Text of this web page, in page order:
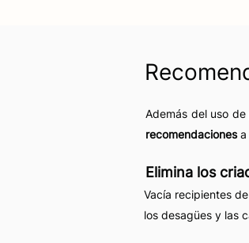
Además del uso
recomendacionesa
Elimina los
Vacía recipientes
los desagües y las